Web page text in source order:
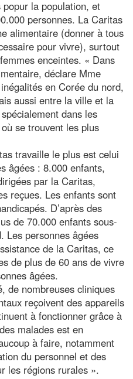
la population, et
personnes. La Caritas
alimentaire (donner à tous
pour vivre), surtout
enceintes. « Dans
déclare Mme
en Corée du nord,
aussi entre la ville et la
dans les
se trouvent les plus
travaille le plus est celui
âgées : 8.000 enfants,
par la Caritas,
reçues. Les enfants sont
D’après des
de 70.000 enfants sous-
Les personnes âgées
de la Caritas, ce
de plus de 60 ans de vivre
âgées.
de nombreuses cliniques
reçoivent des appareils
à fonctionner grâce à
malades est en
à faire, notamment
du personnel et des
les régions rurales ».